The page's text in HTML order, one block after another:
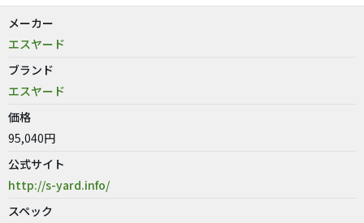
メーカー
エスヤード
ブランド
エスヤード
価格
95,040円
公式サイト
http://s-yard.info/
スペック